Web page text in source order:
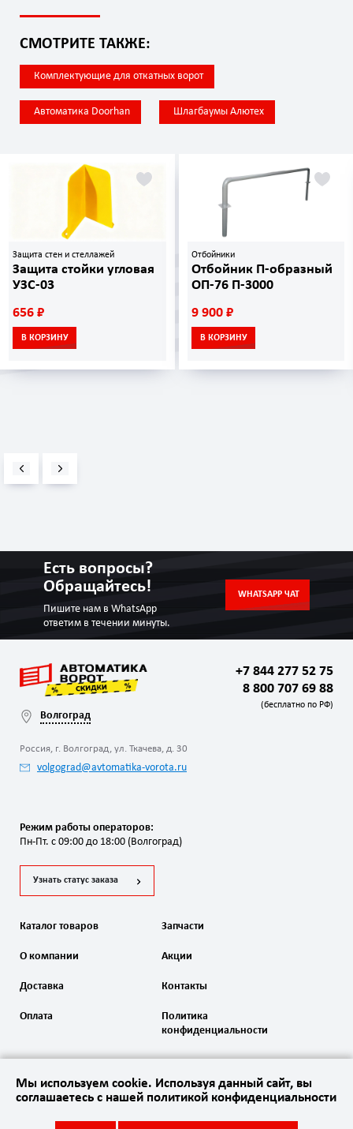
СМОТРИТЕ ТАКЖЕ:
Комплектующие для откатных ворот
Автоматика Doorhan Шлагбаумы Алютех
Защита стен и стеллажей
Защита стойки угловая
УЗС-03
656 ₽
В КОРЗИНУ
Отбойники
Отбойник П-образный
ОП-76 П-3000
9 900 ₽
В КОРЗИНУ
Есть вопросы?
Обращайтесь!
Пишите нам в WhatsApp
ответим в течении минуты.
WHATSAPP ЧАТ
Волгоград
Россия, г. Волгоград, ул. Ткачева, д. 30
volgograd@avtomatika-vorota.ru
+7 844 277 52 75
8 800 707 69 88
(бесплатно по РФ)
Режим работы операторов:
Пн-Пт. с 09:00 до 18:00 (Волгоград)
Узнать статус заказа
Каталог товаров Запчасти
О компании
Доставка
Оплата
Акции
Контакты
Политика
конфиденциальности
Мы используем cookie. Используя данный сайт, вы
соглашаетесь с нашей политикой конфиденциальности